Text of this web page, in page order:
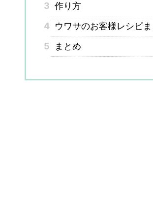
3 作り方
4
ウワサのお客様レシピ
5
まとめ